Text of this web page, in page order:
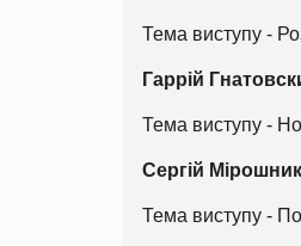
Тема виступу -
Гаррій
Тема виступу -
Сергій Мірошник
Тема виступу -